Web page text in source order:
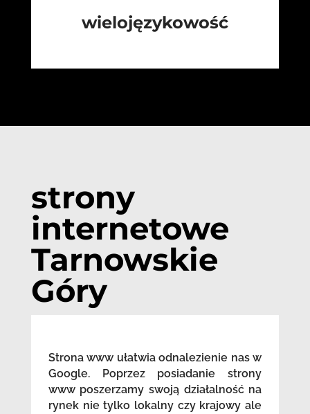
wielojęzykowość
strony
internetowe
Tarnowskie
Góry
Strona www ułatwia odnalezienie nas w
Google. Poprzez posiadanie strony
www poszerzamy swoją działalność na
rynek nie tylko lokalny czy krajowy ale